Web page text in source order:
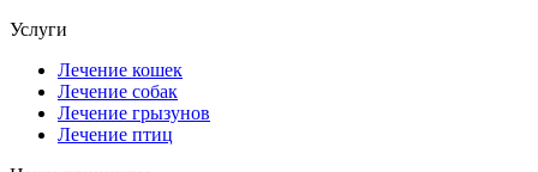
Услуги
Лечение кошек
Лечение собак
Лечение грызунов
Лечение птиц